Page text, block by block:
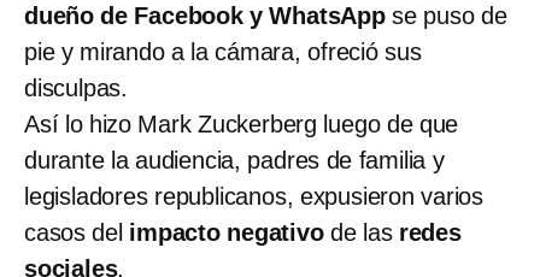
dueño de Facebook y WhatsAppse puso de
pie y mirando a la cámara, ofreció sus
disculpas.
Así lo hizo Mark Zuckerberg luego de que
durante la audiencia, padres de familia y
legisladores republicanos, expusieron varios
casos del impacto negativode las redes
sociales.